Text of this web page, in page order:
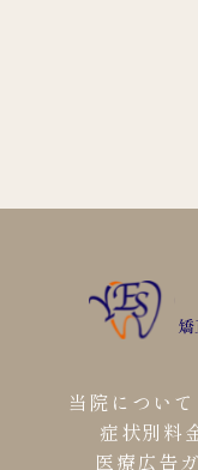
当院について
症状別料
医療広告